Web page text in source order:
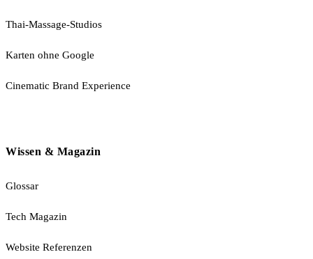
Thai-Massage-Studios
Karten ohne Google
Cinematic Brand Experience
Wissen & Magazin
Glossar
Tech Magazin
Website Referenzen